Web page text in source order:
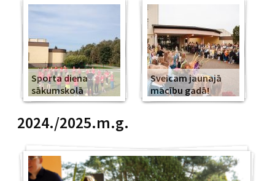
Sporta diena
sākumskolā
Sveicam jaunajā
mācību gadā!
2024./2025.m.g.